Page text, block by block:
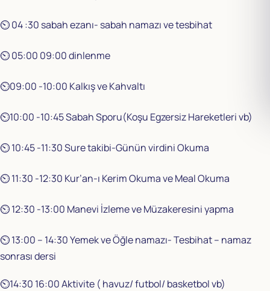
⏲️ 04 :30 sabah ezanı- sabah namazı ve tesbihat
⏲️ 05:00 09:00 dinlenme
⏲️09:00 -10:00 Kalkış ve Kahvaltı
⏲️10:00 -10:45 Sabah Sporu(Koşu Egzersiz Hareketleri vb)
⏲️ 10:45 -11:30 Sure takibi-Günün virdini Okuma
⏲️ 11:30 -12:30 Kur’an-ı Kerim Okuma ve Meal Okuma
⏲️ 12:30 -13:00 Manevi İzleme ve Müzakeresini yapma
⏲️ 13:00 – 14:30 Yemek ve Öğle namazı- Tesbihat – namaz
sonrası dersi
⏲️14:30 16:00 Aktivite ( havuz/ futbol/ basketbol vb)